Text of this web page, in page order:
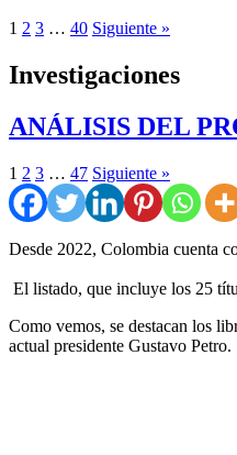
1 2 3 … 40 Siguiente »
Investigaciones
ANÁLISIS DEL
1 2 3 … 47 Siguiente »
Desde 2022, Colombia cuenta
El listado, que incluye los 25
Como vemos, se destacan los
actual presidente Gustavo Petro.